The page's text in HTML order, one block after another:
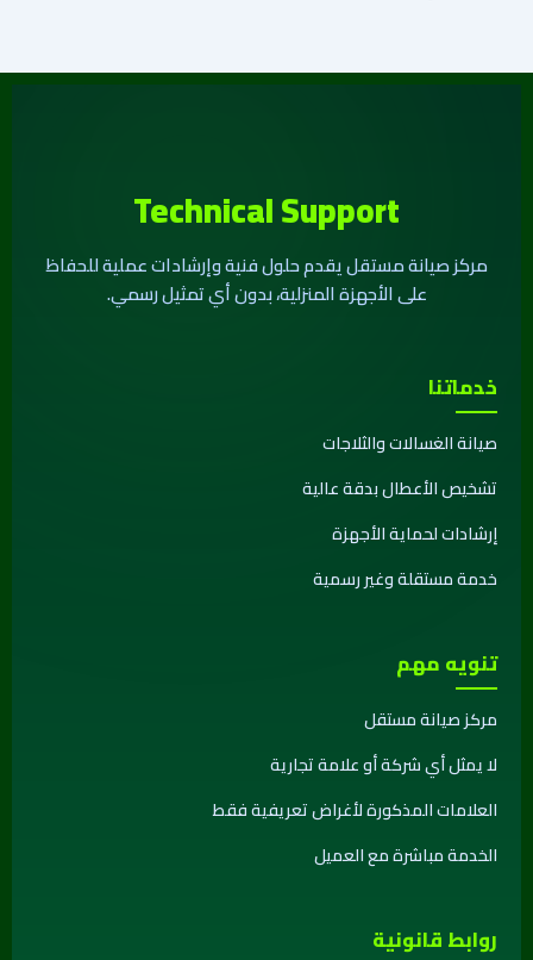
Technical Support
مركز صيانة مستقل يقدم حلول فنية وإرشادات عملية للحفاظ
على الأجهزة المنزلية، بدون أي تمثيل رسمي.
خدماتنا
صيانة الغسالات والثلاجات
تشخيص الأعطال بدقة عالية
إرشادات لحماية الأجهزة
خدمة مستقلة وغير رسمية
تنويه مهم
مركز صيانة مستقل
لا يمثل أي شركة أو علامة تجارية
العلامات المذكورة لأغراض تعريفية فقط
الخدمة مباشرة مع العميل
روابط قانونية